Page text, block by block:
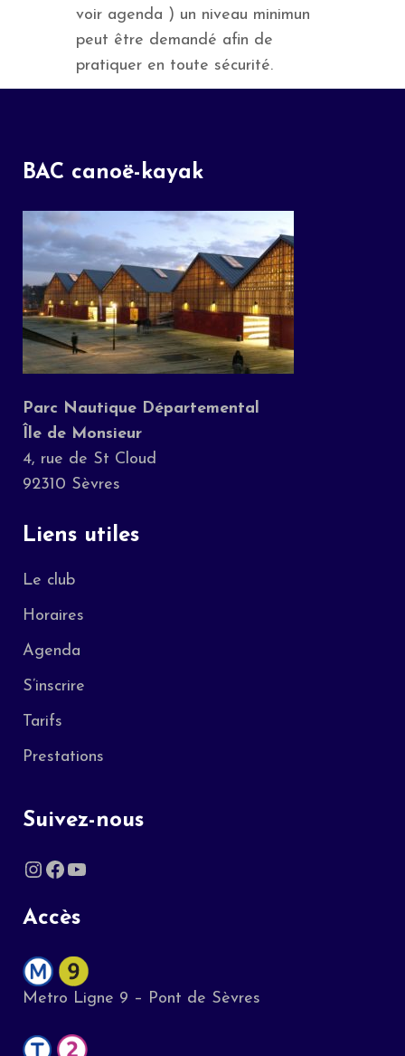
voir agenda ) un niveau minimun
peut être demandé afin de
pratiquer en toute sécurité.
BAC canoë-kayak
Parc Nautique Départemental
Île de Monsieur
4, rue de St Cloud
92310 Sèvres
Liens utiles
Le club
Horaires
Agenda
S’inscrire
Tarifs
Prestations
Suivez-nous
Accès
Metro Ligne 9 – Pont de Sèvres